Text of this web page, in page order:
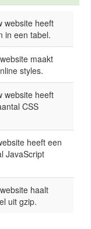
website heeft
in een tabel.
maakt
styles.
website heeft
CSS
heeft een
JavaScript
haalt
uit gzip.